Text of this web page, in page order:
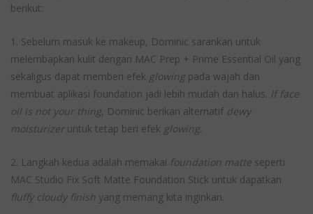
berikut:
1. Sebelum masuk ke makeup, Dominic sarankan untuk
melembapkan kulit dengan MAC Prep + Prime Essential Oil yang
sekaligus dapat memberi efek glowing pada wajah dan
membuat aplikasi foundation jadi lebih mudah dan halus. If face
oil is not your thing, Dominic berikan alternatif dewy
moisturizer untuk tetap beri efek glowing.
2. Langkah kedua adalah memakai foundation matte seperti
MAC Studio Fix Soft Matte Foundation Stick untuk dapatkan
fluffy cloudy finish yang memang kita inginkan.